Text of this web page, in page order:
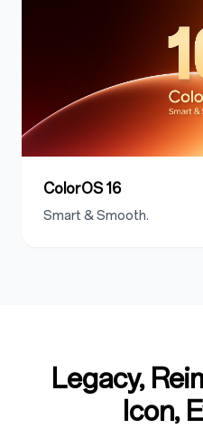
ColorOS 16
Smart & Smooth.
Legacy,
Icon,